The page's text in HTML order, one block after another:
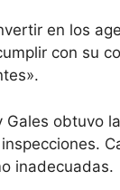
en los
con su
obtuvo
inadecuadas.